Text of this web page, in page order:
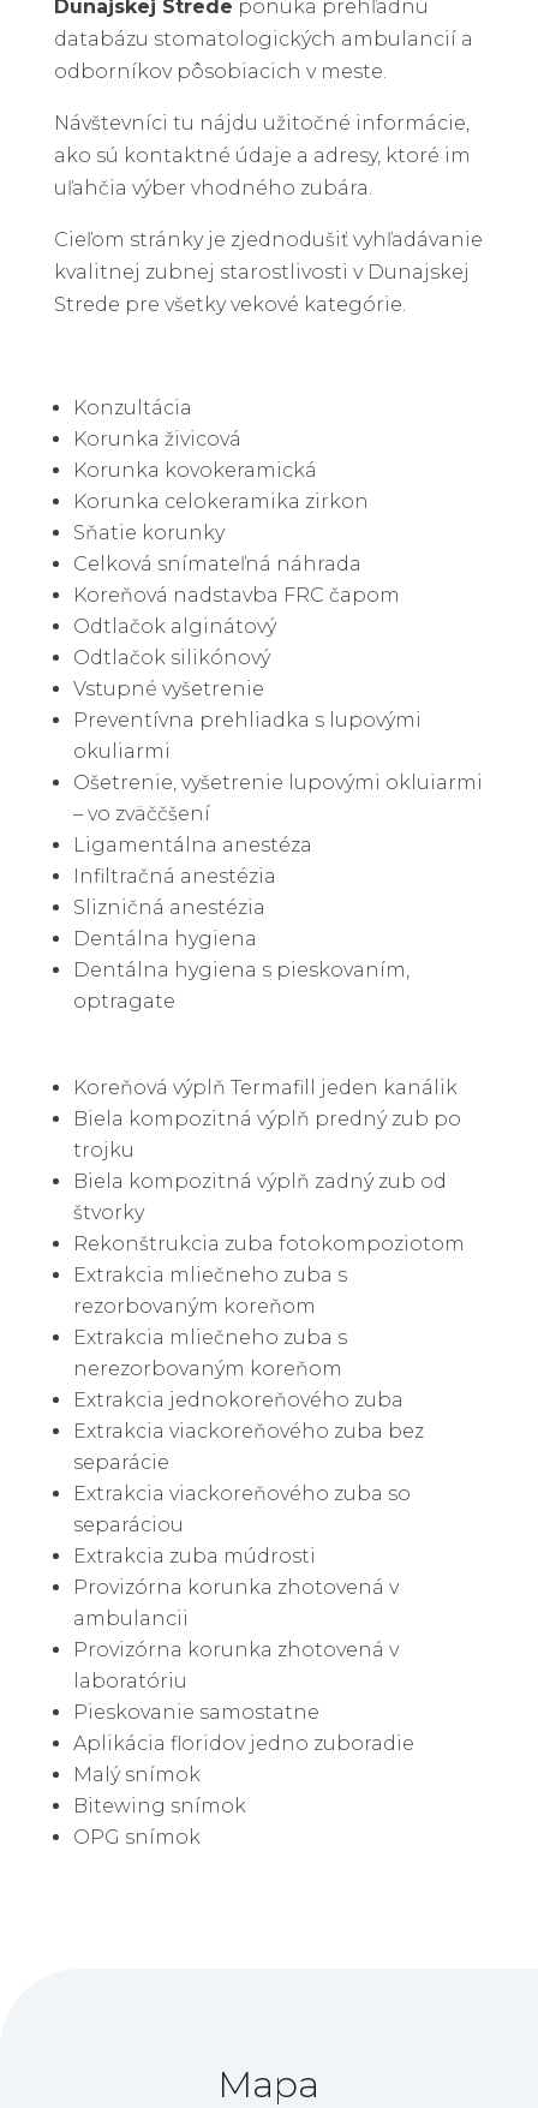
Dunajskej Strede ponúka prehľadnú
databázu stomatologických ambulancií a
odborníkov pôsobiacich v meste.
Návštevníci tu nájdu užitočné informácie,
ako sú kontaktné údaje a adresy, ktoré im
uľahčia výber vhodného zubára.
Cieľom stránky je zjednodušiť vyhľadávanie
kvalitnej zubnej starostlivosti v Dunajskej
Strede pre všetky vekové kategórie.
Konzultácia
Korunka živicová
Korunka kovokeramická
Korunka celokeramika zirkon
Sňatie korunky
Celková snímateľná náhrada
Koreňová nadstavba FRC čapom
Odtlačok alginátový
Odtlačok silikónový
Vstupné vyšetrenie
Preventívna prehliadka s lupovými
okuliarmi
Ošetrenie, vyšetrenie lupovými okluiarmi
– vo zväččšení
Ligamentálna anestéza
Infiltračná anestézia
Slizničná anestézia
Dentálna hygiena
Dentálna hygiena s pieskovaním,
optragate
Koreňová výplň Termafill jeden kanálik
Biela kompozitná výplň predný zub po
trojku
Biela kompozitná výplň zadný zub od
štvorky
Rekonštrukcia zuba fotokompoziotom
Extrakcia mliečneho zuba s
rezorbovaným koreňom
Extrakcia mliečneho zuba s
nerezorbovaným koreňom
Extrakcia jednokoreňového zuba
Extrakcia viackoreňového zuba bez
separácie
Extrakcia viackoreňového zuba so
separáciou
Extrakcia zuba múdrosti
Provizórna korunka zhotovená v
ambulancii
Provizórna korunka zhotovená v
laboratóriu
Pieskovanie samostatne
Aplikácia floridov jedno zuboradie
Malý snímok
Bitewing snímok
OPG snímok
Mapa